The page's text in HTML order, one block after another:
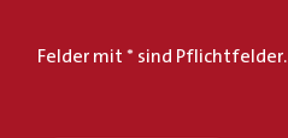
Felder mit * sind Pflichtfelder.